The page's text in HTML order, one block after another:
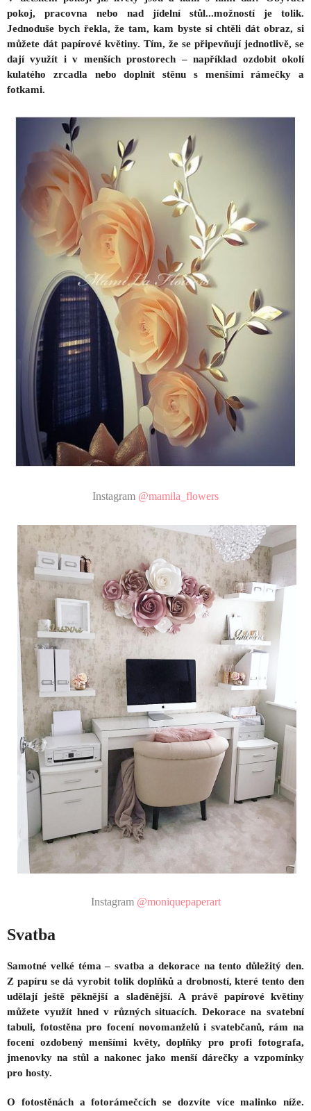
pokoj, pracovna nebo nad jídelní stůl...možností je tolik.
Jednoduše bych řekla, že tam, kam byste si chtěli dát obraz, si
můžete dát papírové květiny. Tím, že se připevňují jednotlivě, se
dají využít i v menších prostorech – například ozdobit okolí
kulatého zrcadla nebo doplnit stěnu s menšími rámečky a
fotkami.
Instagram @mamila_flowers
Instagram @moniquepaperart
Svatba
Samotné velké téma – svatba a dekorace na tento důležitý den.
Z papíru se dá vyrobit tolik doplňků a drobností, které tento den
udělají ještě pěknější a sladěnější. A právě papírové květiny
můžete využít hned v různých situacích. Dekorace na svatební
tabuli, fotostěna pro focení novomanželů i svatebčanů, rám na
focení ozdobený menšími květy, doplňky pro profi fotografa,
jmenovky na stůl a nakonec jako menší dárečky a vzpomínky
pro hosty.
O fotostěnách a fotorámečcích se dozvíte více malinko níže.